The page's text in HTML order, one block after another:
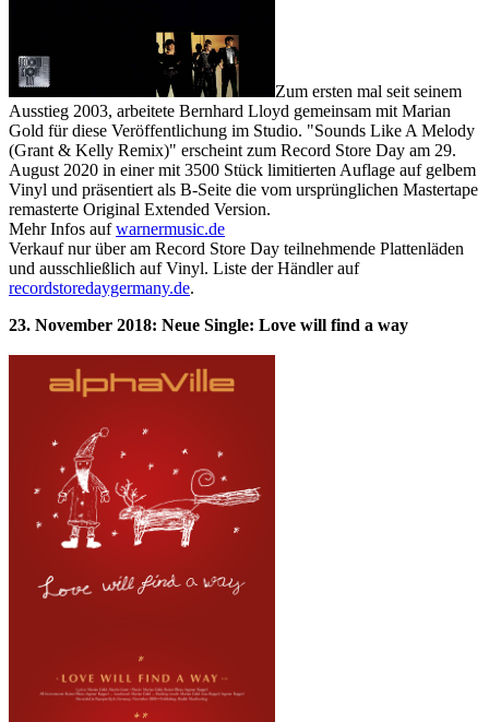
Zum ersten mal seit seinem
Ausstieg 2003, arbeitete Bernhard Lloyd gemeinsam mit Marian
Gold für diese Veröffentlichung im Studio. "Sounds Like A Melody
(Grant & Kelly Remix)" erscheint zum Record Store Day am 29.
August 2020 in einer mit 3500 Stück limitierten Auflage auf gelbem
Vinyl und präsentiert als B-Seite die vom ursprünglichen Mastertape
remasterte Original Extended Version.
Mehr Infos aufwarnermusic.de
Verkauf nur über am Record Store Day teilnehmende Plattenläden
und ausschließlich auf Vinyl. Liste der Händler auf
recordstoredaygermany.de.
23. November 2018: Neue Single: Love will find a way